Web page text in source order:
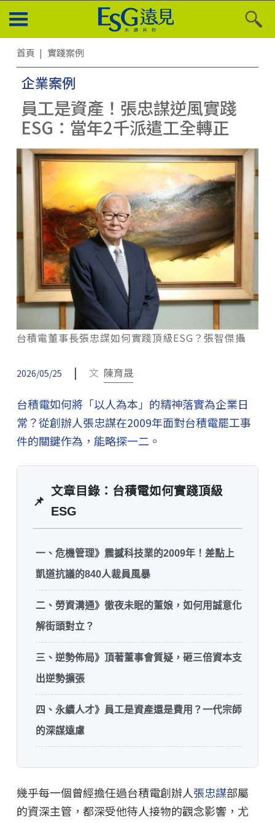
首頁 實踐案例
企業案例
員工是資產！張忠謀逆風實踐
ESG：當年2千派遣工全轉正
台積電董事長張忠謀如何實踐頂級ESG？張智傑攝
2026/05/25 | 文 陳育晟
台積電如何將「以人為本」的精神落實為企業日
常？從創辦人張忠謀在2009年面對台積電罷工事
件的關鍵作為，能略探一二。
📌
文章目錄：台積電如何實踐頂級
ESG
一、危機管理》震撼科技業的2009年！差點上
凱道抗議的840人裁員風暴
二、勞資溝通》徹夜未眠的董娘，如何用誠意化
解街頭對立？
三、逆勢佈局》頂著董事會質疑，砸三倍資本支
出逆勢擴張
四、永續人才》員工是資產還是費用？一代宗師
的深謀遠慮
幾乎每一個曾經擔任過台積電創辦人張忠謀部屬
的資深主管，都深受他待人接物的觀念影響，尤